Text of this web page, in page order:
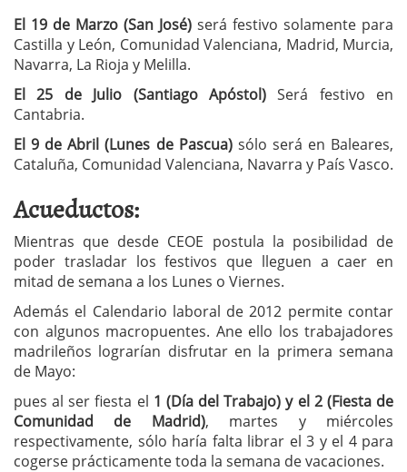
El 19 de Marzo (San José) será festivo solamente para
Castilla y León, Comunidad Valenciana, Madrid, Murcia,
Navarra, La Rioja y Melilla.
El 25 de Julio (Santiago Apóstol)Será festivo en
Cantabria.
El 9 de Abril (Lunes de Pascua)sólo será en Baleares,
Cataluña, Comunidad Valenciana, Navarra y País Vasco.
Acueductos:
Mientras que desde CEOE postula la posibilidad de
poder trasladar los festivos que lleguen a caer en
mitad de semana a los Lunes o Viernes.
Además el Calendario laboral de 2012 permite contar
con algunos macropuentes. Ane ello los trabajadores
madrileños lograrían disfrutar en la primera semana
de Mayo:
pues al ser fiesta el 1 (Día del Trabajo) y el 2 (Fiesta de
Comunidad de Madrid), martes y miércoles
respectivamente, sólo haría falta librar el 3 y el 4 para
cogerse prácticamente toda la semana de vacaciones.